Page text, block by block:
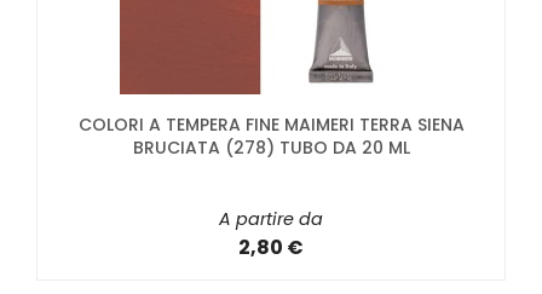
COLORI A TEMPERA FINE MAIMERI TERRA SIENA
BRUCIATA (278) TUBO DA 20 ML
A partire da
2,80 €